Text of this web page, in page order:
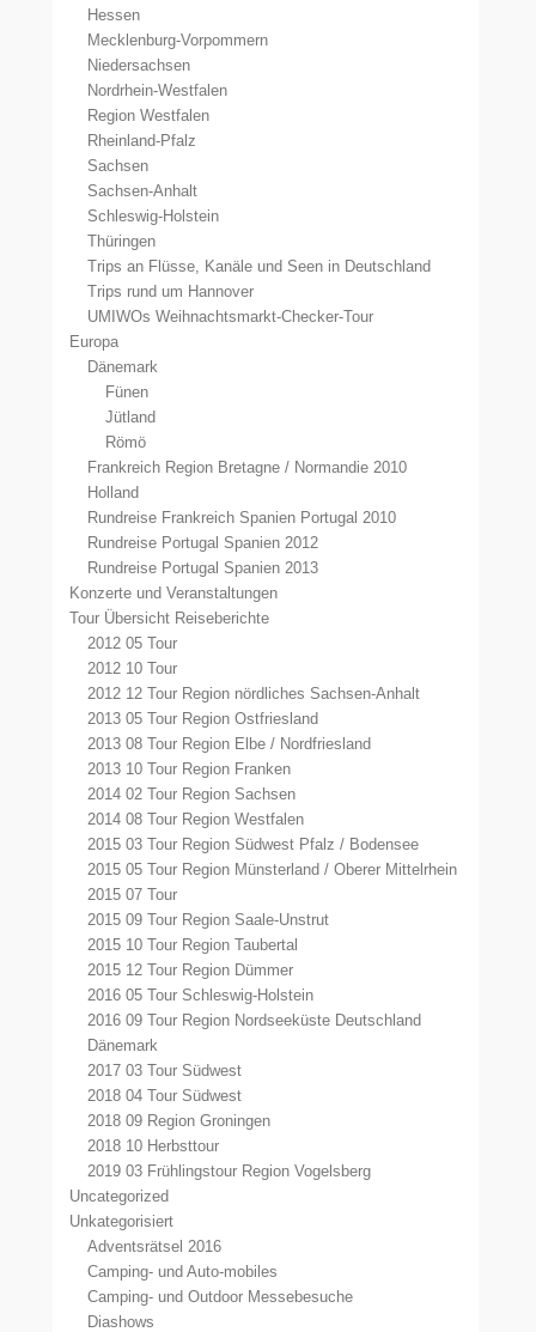
Hessen
Mecklenburg-Vorpommern
Niedersachsen
Nordrhein-Westfalen
Region Westfalen
Rheinland-Pfalz
Sachsen
Sachsen-Anhalt
Schleswig-Holstein
Thüringen
Trips an Flüsse, Kanäle und Seen in Deutschland
Trips rund um Hannover
UMIWOs Weihnachtsmarkt-Checker-Tour
Europa
Dänemark
Fünen
Jütland
Römö
Frankreich Region Bretagne / Normandie 2010
Holland
Rundreise Frankreich Spanien Portugal 2010
Rundreise Portugal Spanien 2012
Rundreise Portugal Spanien 2013
Konzerte und Veranstaltungen
Tour Übersicht Reiseberichte
2012 05 Tour
2012 10 Tour
2012 12 Tour Region nördliches Sachsen-Anhalt
2013 05 Tour Region Ostfriesland
2013 08 Tour Region Elbe / Nordfriesland
2013 10 Tour Region Franken
2014 02 Tour Region Sachsen
2014 08 Tour Region Westfalen
2015 03 Tour Region Südwest Pfalz / Bodensee
2015 05 Tour Region Münsterland / Oberer Mittelrhein
2015 07 Tour
2015 09 Tour Region Saale-Unstrut
2015 10 Tour Region Taubertal
2015 12 Tour Region Dümmer
2016 05 Tour Schleswig-Holstein
2016 09 Tour Region Nordseeküste Deutschland
Dänemark
2017 03 Tour Südwest
2018 04 Tour Südwest
2018 09 Region Groningen
2018 10 Herbsttour
2019 03 Frühlingstour Region Vogelsberg
Uncategorized
Unkategorisiert
Adventsrätsel 2016
Camping- und Auto-mobiles
Camping- und Outdoor Messebesuche
Diashows